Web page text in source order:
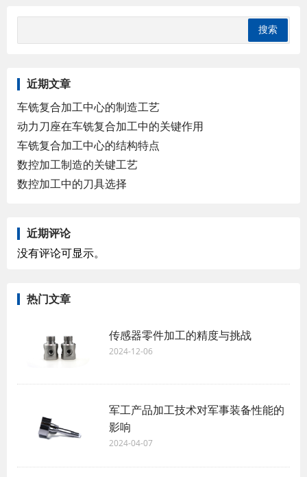
近期文章
车铣复合加工中心的制造工艺
动力刀座在车铣复合加工中的关键作用
车铣复合加工中心的结构特点
数控加工制造的关键工艺
数控加工中的刀具选择
近期评论
没有评论可显示。
热门文章
传感器零件加工的精度与挑战
2024-12-06
军工产品加工技术对军事装备性能的
影响
2024-04-07